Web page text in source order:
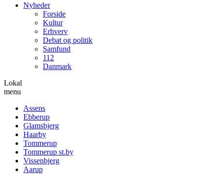
Nyheder
Forside
Kultur
Erhverv
Debat og politik
Samfund
112
Danmark
Lokal
menu
Assens
Ebberup
Glamsbjerg
Haarby
Tommerup
Tommerup st.by
Vissenbjerg
Aarup